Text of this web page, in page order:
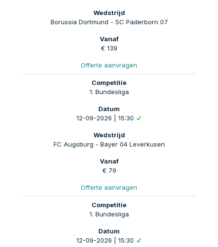
Borussia Dortmund - SC Paderborn 07
€ 139
Offerte aanvragen
1. Bundesliga
12-09-2026 | 15:30
FC Augsburg - Bayer 04 Leverkusen
€ 79
Offerte aanvragen
1. Bundesliga
12-09-2026 | 15:30